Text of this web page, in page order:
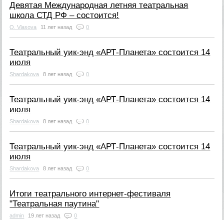
Девятая Международная летняя театральная
школа СТД РФ – состоится!
O. Vlasova 11 лет назад 0
Театральный уик-энд «АРТ-Планета» состоится 14
июля
Shardakova 8 лет назад 0
Театральный уик-энд «АРТ-Планета» состоится 14
июля
Shardakova 8 лет назад 0
Театральный уик-энд «АРТ-Планета» состоится 14
июля
Shardakova 8 лет назад 0
Итоги театрального интернет-фестиваля
"Театральная паутина"
admin 19 лет назад 0